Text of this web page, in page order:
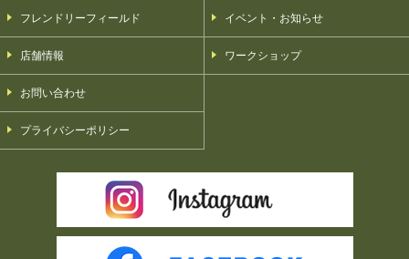
フレンドリーフィールド
店舗情報
お問い合わせ
プライバシーポリシー
イベント・お知らせ
ワークショップ